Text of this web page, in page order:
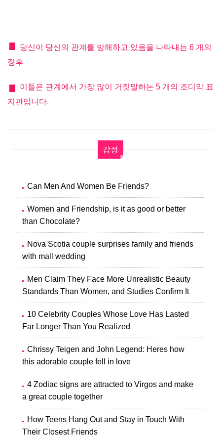
당신이 당신의 관계를 방해하고 있음을 나타내는 6 개의
징후
이들은 관계에서 가장 많이 거짓말하는 5 개의 조디악 표
지판입니다.
감정
Can Men And Women Be Friends?
Women and Friendship, is it as good or better
than Chocolate?
Nova Scotia couple surprises family and friends
with mall wedding
Men Claim They Face More Unrealistic Beauty
Standards Than Women, and Studies Confirm It
10 Celebrity Couples Whose Love Has Lasted
Far Longer Than You Realized
Chrissy Teigen and John Legend: Heres how
this adorable couple fell in love
4 Zodiac signs are attracted to Virgos and make
a great couple together
How Teens Hang Out and Stay in Touch With
Their Closest Friends